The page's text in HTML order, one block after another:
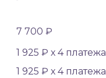
7 700 ₽
1 925 ₽ х 4 платежа
1 925 ₽ х 4 платежа